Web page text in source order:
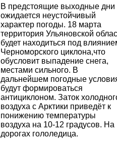
В предстоящие выходные дни
ожидается неустойчивый
характер погоды. 18 марта
территория Ульяновской
будет находиться под
Черноморского циклона,что
обусловит выпадение снега,
местами сильного. В
дальнейшем погодные
будут формироваться
антициклоном. Заток
воздуха с Арктики приведёт к
понижению температуры
воздуха на 10-12 градусов. На
дорогах гололедица.